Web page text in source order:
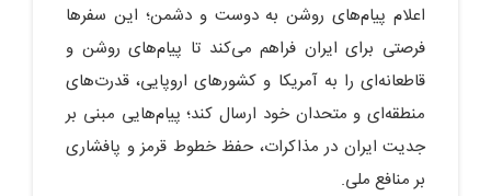
اعلام پیام‌های روشن به دوست و دشمن؛ این سفرها
فرصتی برای ایران فراهم می‌کند تا پیام‌های روشن و
قاطعانه‌ای را به آمریکا و کشورهای اروپایی، قدرت‌های
منطقه‌ای و متحدان خود ارسال کند؛ پیام‌هایی مبنی بر
جدیت ایران در مذاکرات، حفظ خطوط قرمز و پافشاری
بر منافع ملی.